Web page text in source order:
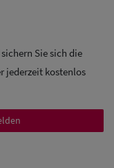
Sie sich die
jederzeit kostenlos